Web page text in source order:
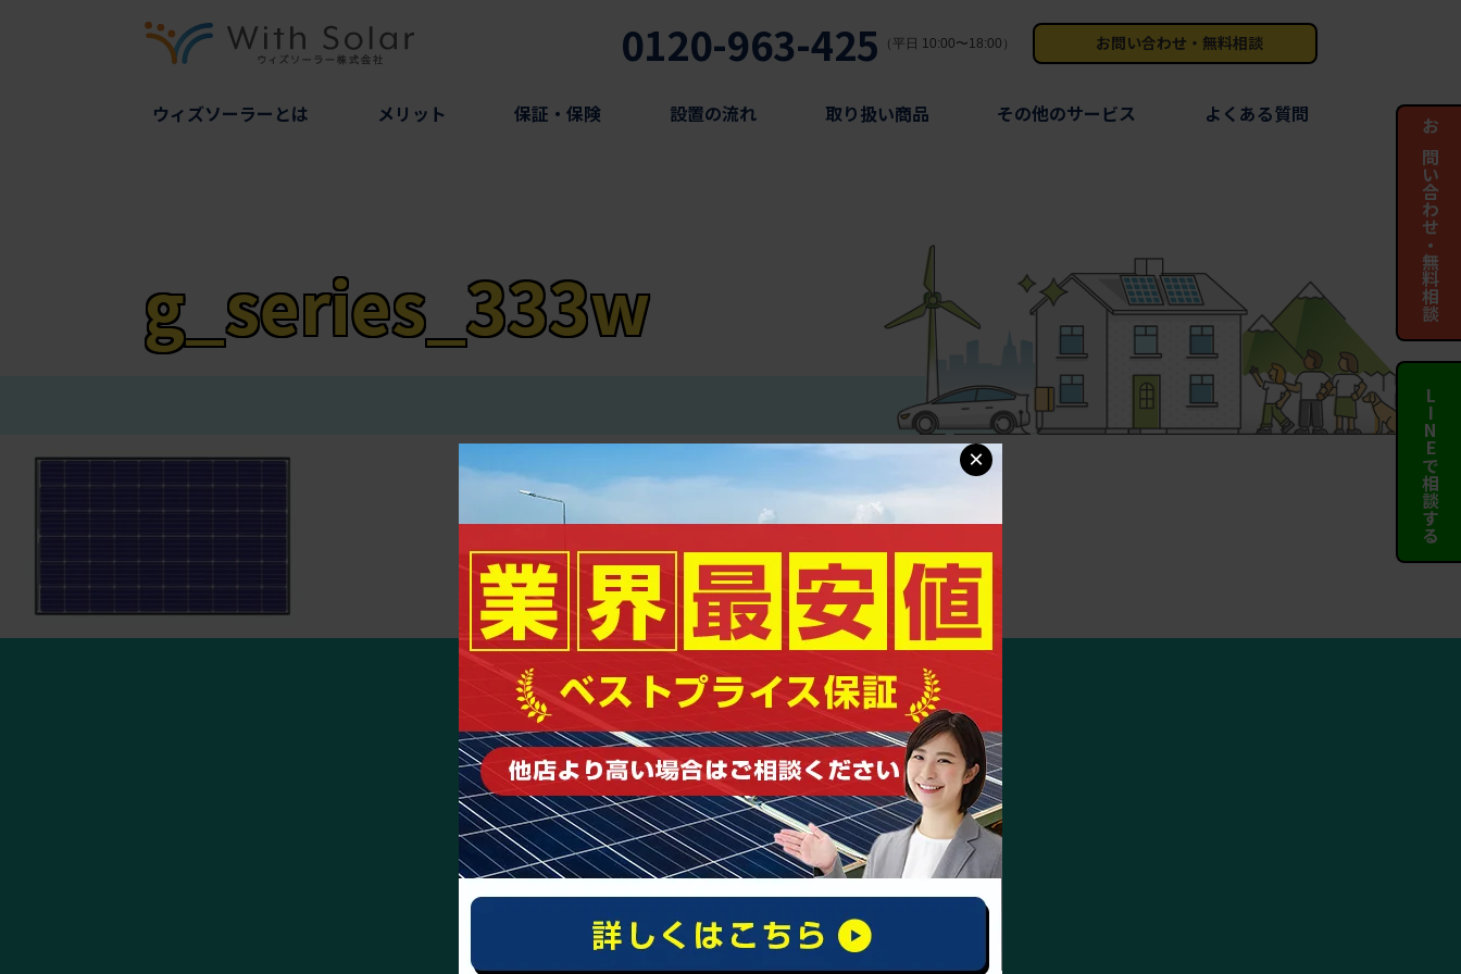
0120-963-425 （平日 10:00〜18:00） お問い合わせ・無料相談
ウィズソーラーとは メリット 保証・保険 設置の流れ 取り扱い商品 その他のサービス よくある質問
g_series_333w
まずはお気軽にご相談ください
0120-963-425
受付時間｜10:00〜18:00（平日）
お問い合わせ・無料相談
お問い合わせ・無料相談
LINEで相談する
×